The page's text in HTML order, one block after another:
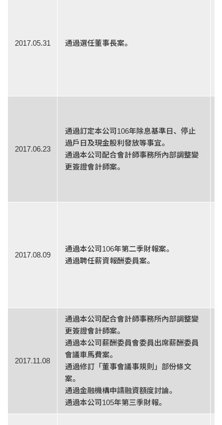
2017.05.31 通過選任董事長案。
2017.06.23
通過訂定本公司106年除息基準日、停止
過戶日及現金股利發放等事宜。
通過本公司配合會計師事務所內部調整變
更簽證會計師案。
2017.08.09
通過本公司106年第二季財報案。
通過聘任薪資報酬委員案。
2017.11.08
通過本公司配合會計師事務所內部調整變
更簽證會計師案。
通過本公司薪酬委員會委員出席薪酬委員
會議車馬費案。
通過修訂「董事會議事規則」部份條文
案。
通過金融機構申請融資額度討論。
通過本公司105年第三季財報。